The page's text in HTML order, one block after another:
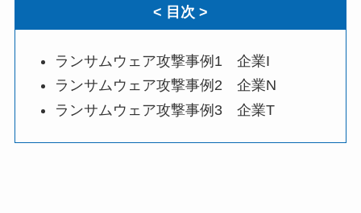
< 目次 >
ランサムウェア攻撃事例1 企業I
ランサムウェア攻撃事例2 企業N
ランサムウェア攻撃事例3 企業T